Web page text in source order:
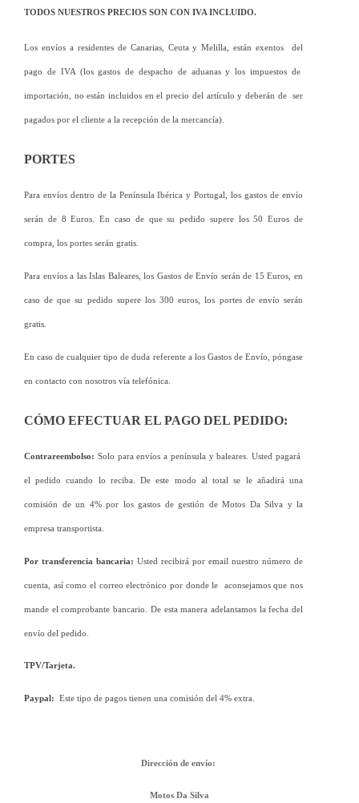
TODOS NUESTROS PRECIOS SON CON IVA INCLUIDO.
Los envíos a residentes de Canarias, Ceuta y Melilla, están exentos  del
pago de IVA (los gastos de despacho de aduanas y los impuestos de
importación, no están incluidos en el precio del artículo y deberán de  ser
pagados por el cliente a la recepción de la mercancía).
PORTES
Para envíos dentro de la Península Ibérica y Portugal, los gastos de envío
serán de 8 Euros. En caso de que su pedido supere los 50 Euros de
compra, los portes serán gratis.
Para envíos a las Islas Baleares, los Gastos de Envío serán de 15 Euros, en
caso de que su pedido supere los 300 euros, los portes de envío serán
gratis.
En caso de cualquier tipo de duda referente a los Gastos de Envío, póngase
en contacto con nosotros vía telefónica.
CÓMO EFECTUAR EL PAGO DEL PEDIDO:
Contrareembolso: Solo para envíos a península y baleares. Usted pagará
el pedido cuando lo reciba. De este modo al total se le añadirá una
comisión de un 4% por los gastos de gestión de Motos Da Silva y la
empresa transportista.
Por transferencia bancaria: Usted recibirá por email nuestro número de
cuenta, así como el correo electrónico por donde le  aconsejamos que nos
mande el comprobante bancario. De esta manera adelantamos la fecha del
envío del pedido.
TPV/Tarjeta.
Paypal: Este tipo de pagos tienen una comisión del 4% extra.
Dirección de envío:
Motos Da Silva